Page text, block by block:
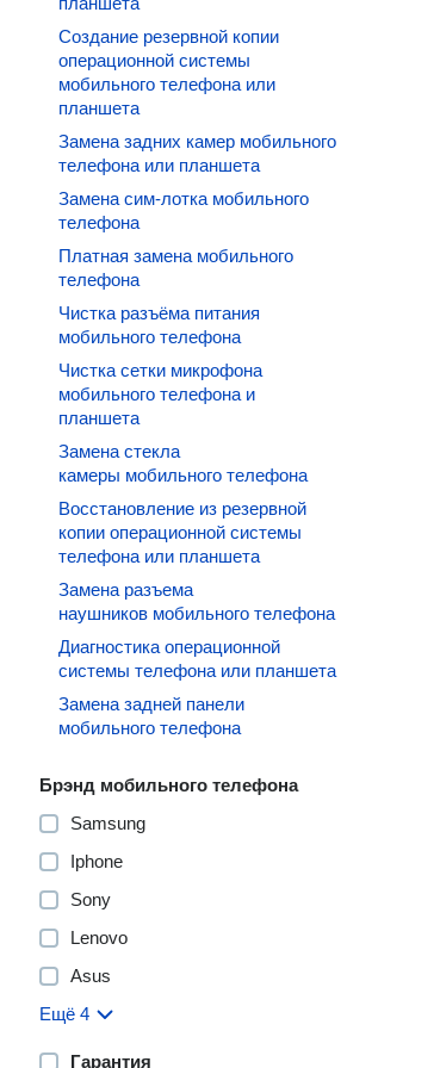
Создание резервной копии
операционной системы
мобильного телефона или
планшета
Замена задних камер мобильного
телефона или планшета
Замена сим-лотка мобильного
телефона
Платная замена мобильного
телефона
Чистка разъёма питания
мобильного телефона
Чистка сетки микрофона
мобильного телефона и
планшета
Замена стекла
камеры мобильного телефона
Восстановление из резервной
копии операционной системы
телефона или планшета
Замена разъема
наушников мобильного телефона
Диагностика операционной
системы телефона или планшета
Замена задней панели
мобильного телефона
Брэнд мобильного телефона
Samsung
Iphone
Sony
Lenovo
Asus
Ещё 4
Гарантия